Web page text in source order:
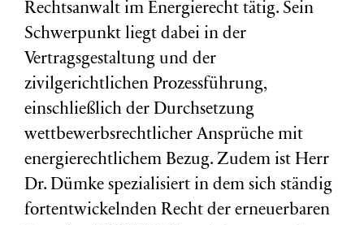
Rechtsanwalt im Energierecht tätig. Sein
Schwerpunkt liegt dabei in der
Vertragsgestaltung und der
zivilgerichtlichen Prozessführung,
einschließlich der Durchsetzung
wettbewerbsrechtlicher Ansprüche mit
energierechtlichem Bezug. Zudem ist Herr
Dr. Dümke spezialisiert in dem sich ständig
fortentwickelnden Recht der erneuerbaren